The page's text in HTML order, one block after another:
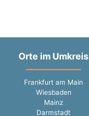
Orte im Umkreis
Frankfurt am Main
Wiesbaden
Mainz
Darmstadt